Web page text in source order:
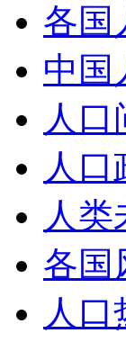
各国
中国
人口
人口
人类
各国
人口